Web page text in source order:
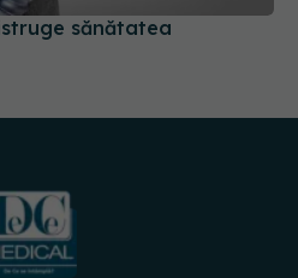
sănătatea